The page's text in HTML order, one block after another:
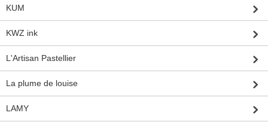
KUM
KWZ ink
L'Artisan Pastellier
La plume de louise
LAMY